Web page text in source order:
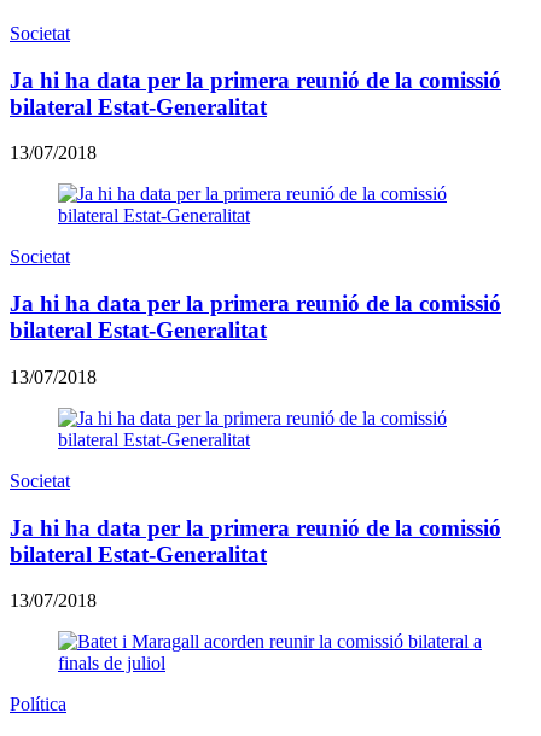
Societat
Ja hi ha data per la primera reunió de la comissió
bilateral Estat-Generalitat
13/07/2018
Societat
Ja hi ha data per la primera reunió de la comissió
bilateral Estat-Generalitat
13/07/2018
Societat
Ja hi ha data per la primera reunió de la comissió
bilateral Estat-Generalitat
13/07/2018
Política